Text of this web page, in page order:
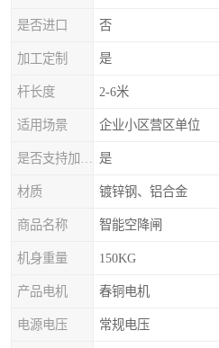
是否进口 否
加工定制 是
杆长度 2-6米
适用场景 企业小区营区单位
是
材质 镀锌钢、铝合金
商品名称 智能空降闸
机身重量 150KG
产品电机 春铜电机
电源电压 常规电压